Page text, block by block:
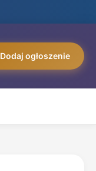
Dodaj ogłoszenie